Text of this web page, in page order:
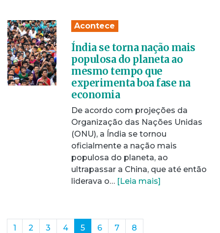
Acontece
Índia se torna nação mais
populosa do planeta ao
mesmo tempo que
experimenta boa fase na
economia
De acordo com projeções da
Organização das Nações Unidas
(ONU), a Índia se tornou
oficialmente a nação mais
populosa do planeta, ao
ultrapassar a China, que até então
liderava o… [Leia mais]
1 2 3 4 5(current)
6 7 8